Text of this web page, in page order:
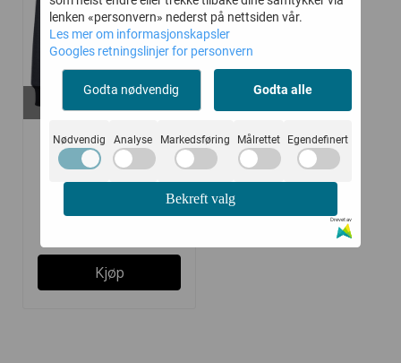
På lager i
164, 176, 116, 122, 134, 140
HUMMEL
HETTEGENSER ARCHIE
...
Kjøp
lenken «personvern» nederst på nettsiden vår.
Les mer om informasjonskapsler
Googles retningslinjer for personvern
Godta nødvendig Godta alle
Nødvendig Analyse Markedsføring Målrettet Egendefinert
Bekreft valg
Drevet av